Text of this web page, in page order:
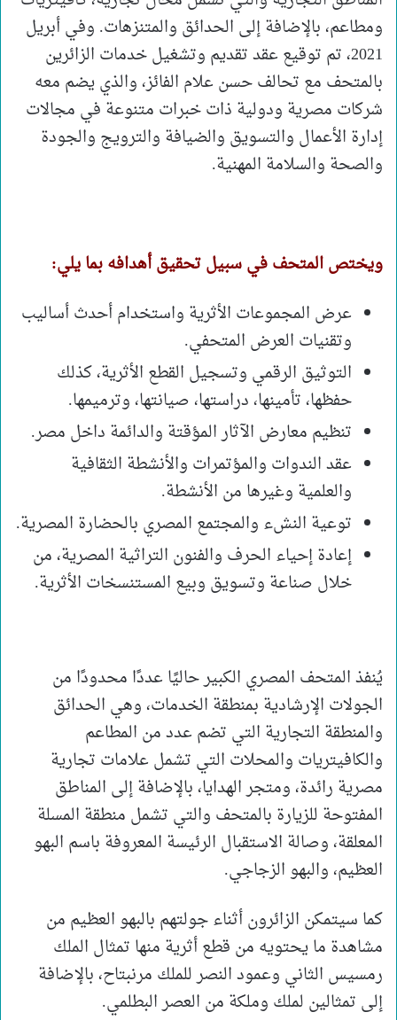
ومطاعم، بالإضافة إلى الحدائق والمتنزهات. وفي أبريل
2021، تم توقيع عقد تقديم وتشغيل خدمات الزائرين
بالمتحف مع تحالف حسن علام الفائز، والذي يضم معه
شركات مصرية ودولية ذات خبرات متنوعة في مجالات
إدارة الأعمال والتسويق والضيافة والترويج والجودة
والصحة والسلامة المهنية.
ويختص المتحف في سبيل تحقيق أهدافه بما يلي:
عرض المجموعات الأثرية واستخدام أحدث أساليب
وتقنيات العرض المتحفي.
التوثيق الرقمي وتسجيل القطع الأثرية، كذلك
حفظها، تأمينها، دراستها، صيانتها، وترميمها.
تنظيم معارض الآثار المؤقتة والدائمة داخل مصر.
عقد الندوات والمؤتمرات والأنشطة الثقافية
والعلمية وغيرها من الأنشطة.
توعية النشء والمجتمع المصري بالحضارة المصرية.
إعادة إحياء الحرف والفنون التراثية المصرية، من
خلال صناعة وتسويق وبيع المستنسخات الأثرية.
يُنفذ المتحف المصري الكبير حاليًا عددًا محدودًا من
الجولات الإرشادية بمنطقة الخدمات، وهي الحدائق
والمنطقة التجارية التي تضم عدد من المطاعم
والكافيتريات والمحلات التي تشمل علامات تجارية
مصرية رائدة، ومتجر الهدايا، بالإضافة إلى المناطق
المفتوحة للزيارة بالمتحف والتي تشمل منطقة المسلة
المعلقة، وصالة الاستقبال الرئيسة المعروفة باسم البهو
العظيم، والبهو الزجاجي.
كما سيتمكن الزائرون أثناء جولتهم بالبهو العظيم من
مشاهدة ما يحتويه من قطع أثرية منها تمثال الملك
رمسيس الثاني وعمود النصر للملك مرنبتاح، بالإضافة
إلى تمثالين لملك وملكة من العصر البطلمي.